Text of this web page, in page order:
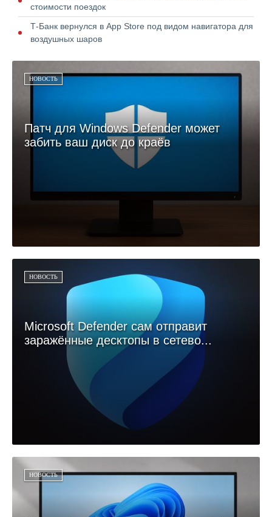
стоимости поездок
Т-Банк вернулся в App Store под видом навигатора для
воздушных шаров
НОВОСТЬ
Патч для Windows Defender может
забить ваш диск до краёв
НОВОСТЬ
Microsoft Defender сам отправит
заражённые десктопы в сетево...
НОВОСТЬ